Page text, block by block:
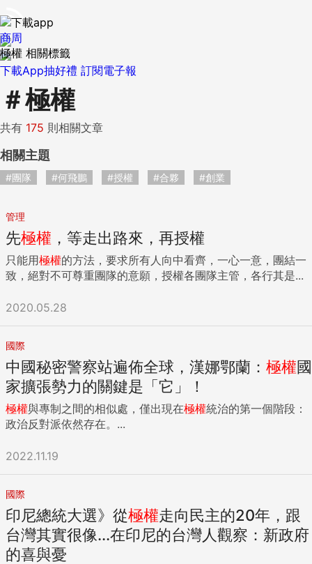
下載App抽好禮 訂閱電子報
商周
極權 相關標籤
＃極權
共有 175 則相關文章
相關主題
#團隊 #何飛鵬 #授權 #合夥 #創業
管理
先極權 ，等走出路來，再授權
只能用極權的方法，要求所有人向中看齊，一心一意，團結一
致，絕對不可尊重團隊的意願，授權各團隊主管，各行其是...
2020.05.28
國際
中國秘密警察站遍佈全球，漢娜鄂蘭： 極權國
家擴張勢力的關鍵是「它」！
極權與專制之間的相似處，僅出現在極權統治的第一個階段：
政治反對派依然存在。...
2022.11.19
國際
印尼總統大選》從極權走向民主的20年，跟
台灣其實很像...在印尼的台灣人觀察：新政府
的喜與憂